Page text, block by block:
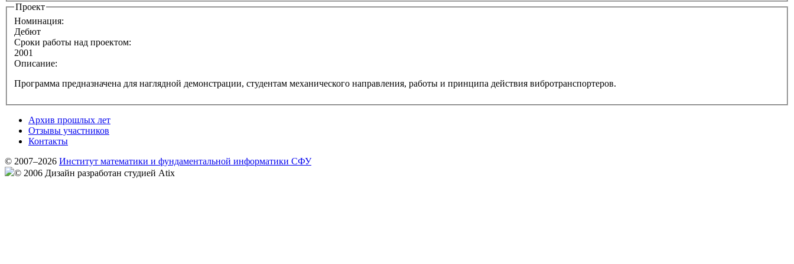
Проект
Номинация:
Дебют
Сроки работы над проектом:
2001
Описание:
Программа предназначена для наглядной демонстрации, студентам механического направления, работы и принципа действия вибротранспортеров.
Архив прошлых лет
Отзывы участников
Контакты
© 2007–2026 Институт математики и фундаментальной информатики СФУ
© 2006 Дизайн разработан студией Atix